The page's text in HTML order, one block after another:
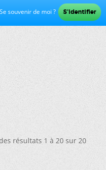
souvenir de moi ?
résultats 1 à 20 sur 20